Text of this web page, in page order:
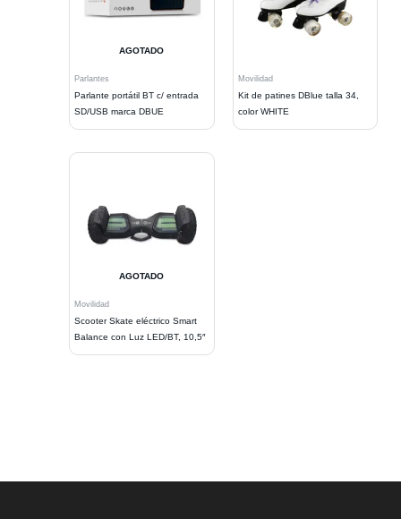
AGOTADO
Parlantes
Parlante portátil BT c/ entrada
SD/USB marca DBUE
Movilidad
Kit de patines DBlue talla 34,
color WHITE
AGOTADO
Movilidad
Scooter Skate eléctrico Smart
Balance con Luz LED/BT, 10,5″